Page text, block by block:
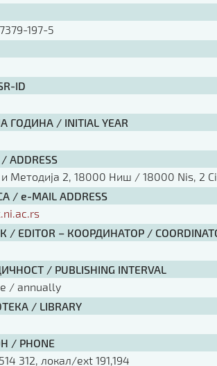
197-5
ID
ГОДИНА / INITIAL YEAR
ADDRESS
Методија 2, 18000 Ниш / 18000 Nis, 2
/ e-MAIL ADDRESS
/ EDITOR – КООРДИНАТОР /
/ PUBLISHING INTERVAL
/ annually
/ LIBRARY
/ PHONE
312, локал/ext 191,194